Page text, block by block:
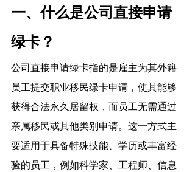
一、什么是公司直接申请
绿卡？
公司直接申请绿卡指的是雇主为其外籍
员工提交职业移民绿卡申请，使其能够
获得合法永久居留权，而员工无需通过
亲属移民或其他类别申请。这一方式主
要适用于具备特殊技能、学历或丰富经
验的员工，例如科学家、工程师、信息